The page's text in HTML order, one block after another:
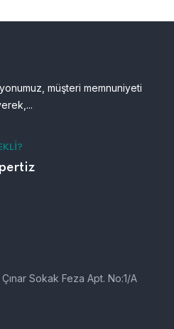
müşteri memnuniyeti
Sokak Feza Apt. No:1/A